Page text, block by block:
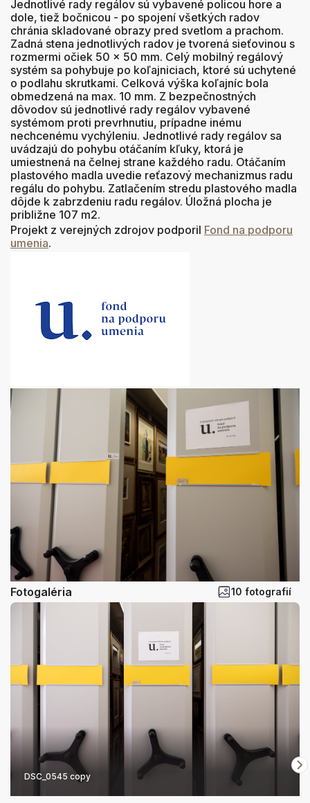
Jednotlivé rady regálov sú vybavené policou hore a
dole, tiež bočnicou - po spojení všetkých radov
chránia skladované obrazy pred svetlom a prachom.
Zadná stena jednotlivých radov je tvorená sieťovinou s
rozmermi očiek 50 x 50 mm. Celý mobilný regálový
systém sa pohybuje po koľajniciach, ktoré sú uchytené
o podlahu skrutkami. Celková výška koľajníc bola
obmedzená na max. 10 mm. Z bezpečnostných
dôvodov sú jednotlivé rady regálov vybavené
systémom proti prevrhnutiu, prípadne inému
nechcenému vychýleniu. Jednotlivé rady regálov sa
uvádzajú do pohybu otáčaním kľuky, ktorá je
umiestnená na čelnej strane každého radu. Otáčaním
plastového madla uvedie reťazový mechanizmus radu
regálu do pohybu. Zatlačením stredu plastového madla
dôjde k zabrzdeniu radu regálov. Úložná plocha je
približne 107 m2.
Projekt z verejných zdrojov podporil Fond na podporu
umenia.
Fotogaléria 10 fotografií
DSC_0545 copy